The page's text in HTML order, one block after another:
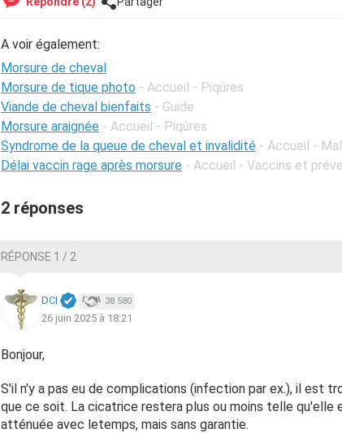
A voir également:
Morsure de cheval
Morsure de tique photo - Accueil - Piqûres
Viande de cheval bienfaits - Guide
Morsure araignée - Accueil - Piqûres
Syndrome de la queue de cheval et invalidité - Accueil -
Délai vaccin rage après morsure - Accueil - Vaccins et
2 réponses
RÉPONSE 1 / 2
DCI 38 580
26 juin 2025 à 18:21
Bonjour,
S'il n'y a pas eu de complications (infection par ex.), il est
que ce soit. La cicatrice restera plus ou moins telle qu'elle
atténuée avec letemps, mais sans garantie.